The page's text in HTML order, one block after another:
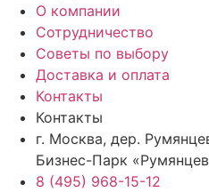
О компании
Сотрудничество
Советы по выбору
Доставка и оплата
Контакты
Контакты
г. Москва, дер.
Бизнес-Парк
8 (495) 968-15-12